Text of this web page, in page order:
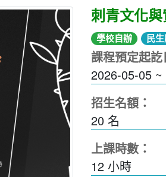
刺青文化
學校自辦 民
課程預定起訖
2026-05-05
招生名額：
20 名
上課時數：
12小時